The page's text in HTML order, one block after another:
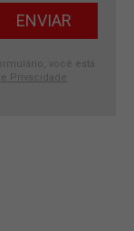
você está
Privacidade